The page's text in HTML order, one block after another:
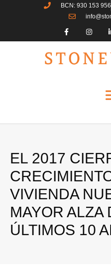
BCN: 930 153 956
EL 2017
VIVIENDA
MAYOR ALZA
ÚLTIMOS 10